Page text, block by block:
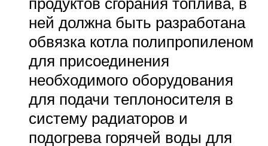
ней должна быть разработана
обвязка котла полипропиленом
для присоединения
необходимого оборудования
для подачи теплоносителя в
систему радиаторов и
подогрева горячей воды для